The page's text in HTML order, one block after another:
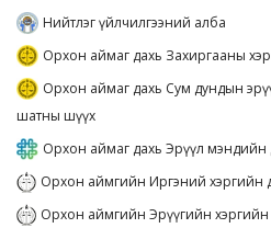
Нийтлэг үйлчилгээний алба
Орхон аймаг дахь Захиргааны
Орхон аймаг дахь Сум дундын
шатны шүүх
Орхон аймаг дахь Эрүүл мэндийн
Орхон аймгийн Иргэний хэргийн
Орхон аймгийн Эрүүгийн